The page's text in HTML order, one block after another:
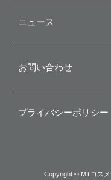
ニュース
お問い合わせ
プライバシーポリシー
Copyright © MTコス